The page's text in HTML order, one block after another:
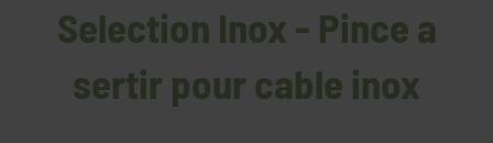
Selection Inox - Pince a
sertir pour cable inox